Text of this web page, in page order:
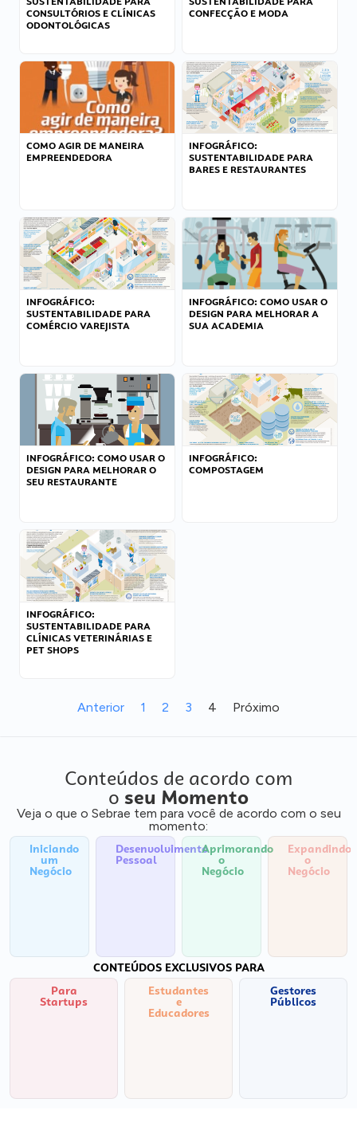
CONSULTÓRIOS E CLÍNICAS
ODONTOLÓGICAS
CONFECÇÃO E MODA
COMO AGIR DE MANEIRA
EMPREENDEDORA
INFOGRÁFICO:
SUSTENTABILIDADE PARA
BARES E RESTAURANTES
INFOGRÁFICO:
SUSTENTABILIDADE PARA
COMÉRCIO VAREJISTA
INFOGRÁFICO: COMO USAR O
DESIGN PARA MELHORAR A
SUA ACADEMIA
INFOGRÁFICO: COMO USAR O
DESIGN PARA MELHORAR O
SEU RESTAURANTE
INFOGRÁFICO:
COMPOSTAGEM
INFOGRÁFICO:
SUSTENTABILIDADE PARA
CLÍNICAS VETERINÁRIAS E
PET SHOPS
Anterior 1 2 3 4 Próximo
Conteúdos de acordo com
o seu Momento
Veja o que o Sebrae tem para você de acordo com o seu
momento:
Iniciando
um
Negócio
Desenvolvimento
Pessoal
Aprimorando
o
Negócio
Expandindo
o
Negócio
CONTEÚDOS EXCLUSIVOS PARA
Para
Startups
Estudantes
e
Educadores
Gestores
Públicos